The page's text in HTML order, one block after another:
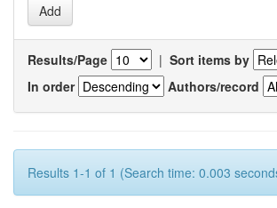
Results/Page | Sort items by
In order
Authors/record
Results 1-1 of 1 (Search time: 0.003